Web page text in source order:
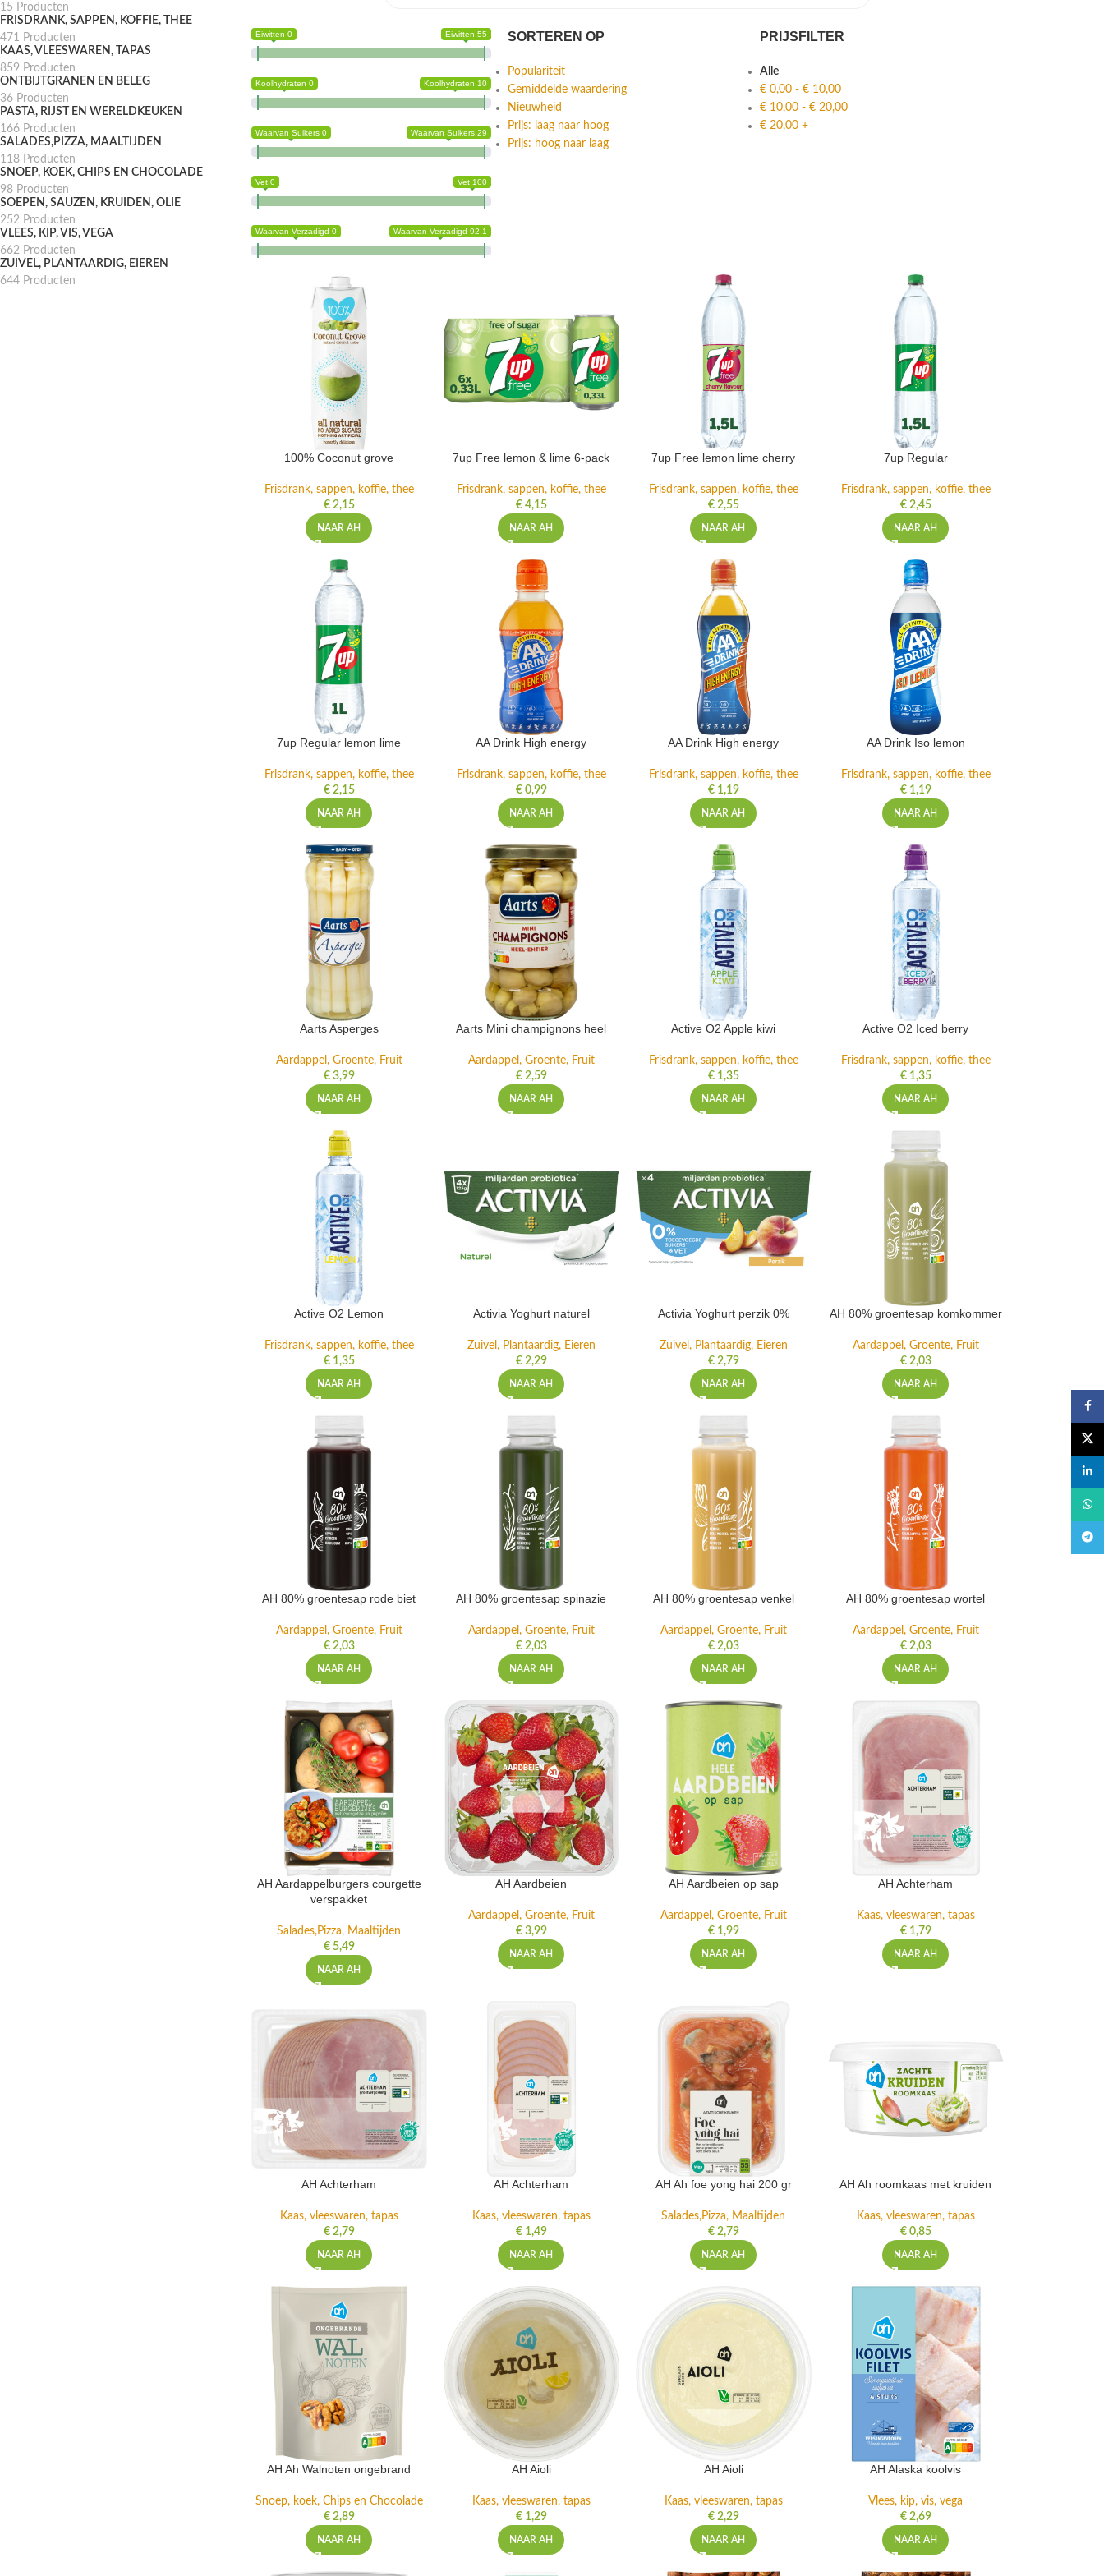
15 Producten
FRISDRANK, SAPPEN, KOFFIE, THEE
471 Producten
KAAS, VLEESWAREN, TAPAS
859 Producten
ONTBIJTGRANEN EN BELEG
36 Producten
PASTA, RIJST EN WERELDKEUKEN
166 Producten
SALADES,PIZZA, MAALTIJDEN
118 Producten
SNOEP, KOEK, CHIPS EN CHOCOLADE
98 Producten
SOEPEN, SAUZEN, KRUIDEN, OLIE
252 Producten
VLEES, KIP, VIS, VEGA
662 Producten
ZUIVEL, PLANTAARDIG, EIEREN
644 Producten
Eiwitten 0 Eiwitten 55
Koolhydraten 0 Koolhydraten 10
Waarvan Suikers 0 Waarvan Suikers 29
Vet 0 Vet 100
Waarvan Verzadigd 0 Waarvan Verzadigd 92.1
SORTEREN OP
Populariteit
Gemiddelde waardering
Nieuwheid
Prijs: laag naar hoog
Prijs: hoog naar laag
PRIJSFILTER
Alle
€0,00- €10,00
€10,00- €20,00
€20,00+
100% Coconut grove
Frisdrank, sappen, koffie, thee
€2,15
NAAR AH
7up Free lemon & lime 6-pack
Frisdrank, sappen, koffie, thee
€4,15
NAAR AH
7up Free lemon lime cherry
Frisdrank, sappen, koffie, thee
€2,55
NAAR AH
7up Regular
Frisdrank, sappen, koffie, thee
€2,45
NAAR AH
7up Regular lemon lime
Frisdrank, sappen, koffie, thee
€2,15
NAAR AH
AA Drink High energy
Frisdrank, sappen, koffie, thee
€0,99
NAAR AH
AA Drink High energy
Frisdrank, sappen, koffie, thee
€1,19
NAAR AH
AA Drink Iso lemon
Frisdrank, sappen, koffie, thee
€1,19
NAAR AH
Aarts Asperges
Aardappel, Groente, Fruit
€3,99
NAAR AH
Aarts Mini champignons heel
Aardappel, Groente, Fruit
€2,59
NAAR AH
Active O2 Apple kiwi
Frisdrank, sappen, koffie, thee
€1,35
NAAR AH
Active O2 Iced berry
Frisdrank, sappen, koffie, thee
€1,35
NAAR AH
Active O2 Lemon
Frisdrank, sappen, koffie, thee
€1,35
NAAR AH
Activia Yoghurt naturel
Zuivel, Plantaardig, Eieren
€2,29
NAAR AH
Activia Yoghurt perzik 0%
Zuivel, Plantaardig, Eieren
€2,79
NAAR AH
AH 80% groentesap komkommer
Aardappel, Groente, Fruit
€2,03
NAAR AH
AH 80% groentesap rode biet
Aardappel, Groente, Fruit
€2,03
NAAR AH
AH 80% groentesap spinazie
Aardappel, Groente, Fruit
€2,03
NAAR AH
AH 80% groentesap venkel
Aardappel, Groente, Fruit
€2,03
NAAR AH
AH 80% groentesap wortel
Aardappel, Groente, Fruit
€2,03
NAAR AH
AH Aardappelburgers courgette
verspakket
Salades,Pizza, Maaltijden
€5,49
NAAR AH
AH Aardbeien
Aardappel, Groente, Fruit
€3,99
NAAR AH
AH Aardbeien op sap
Aardappel, Groente, Fruit
€1,99
NAAR AH
AH Achterham
Kaas, vleeswaren, tapas
€1,79
NAAR AH
AH Achterham
Kaas, vleeswaren, tapas
€2,79
NAAR AH
AH Achterham
Kaas, vleeswaren, tapas
€1,49
NAAR AH
AH Ah foe yong hai 200 gr
Salades,Pizza, Maaltijden
€2,79
NAAR AH
AH Ah roomkaas met kruiden
Kaas, vleeswaren, tapas
€0,85
NAAR AH
AH Ah Walnoten ongebrand
Snoep, koek, Chips en Chocolade
€2,89
NAAR AH
AH Aioli
Kaas, vleeswaren, tapas
€1,29
NAAR AH
AH Aioli
Kaas, vleeswaren, tapas
€2,29
NAAR AH
AH Alaska koolvis
Vlees, kip, vis, vega
€2,69
NAAR AH